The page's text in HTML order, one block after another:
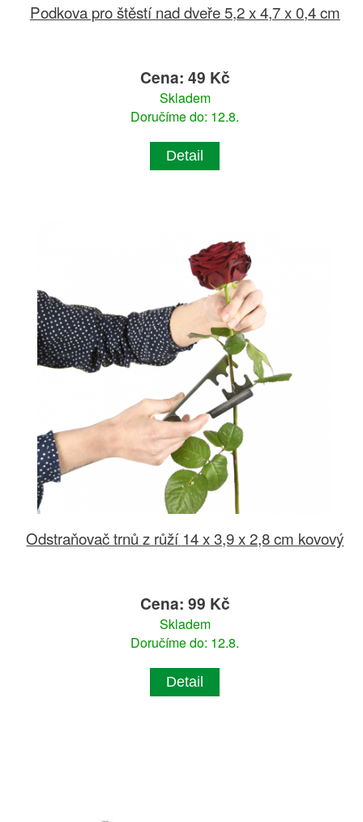
Podkova pro štěstí nad dveře 5,2 x 4,7 x 0,4 cm
Cena: 49 Kč
Skladem
Doručíme do: 12.8.
Detail
Odstraňovač trnů z růží 14 x 3,9 x 2,8 cm kovový
Cena: 99 Kč
Skladem
Doručíme do: 12.8.
Detail